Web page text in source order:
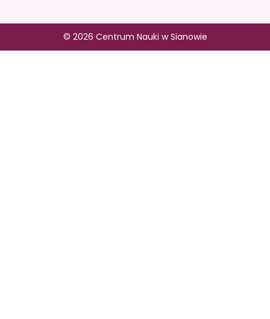
© 2026 Centrum Nauki w Sianowie